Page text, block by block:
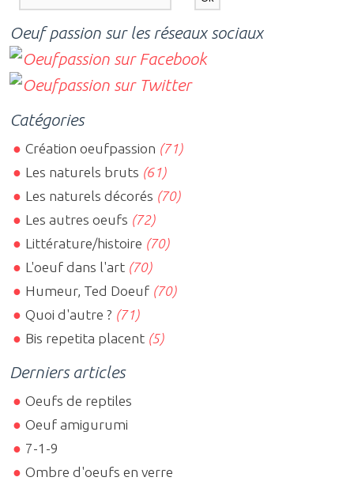
Oeuf passion sur les réseaux sociaux
Catégories
Création oeufpassion (71)
Les naturels bruts (61)
Les naturels décorés (70)
Les autres oeufs (72)
Littérature/histoire (70)
L'oeuf dans l'art (70)
Humeur, Ted Doeuf (70)
Quoi d'autre ? (71)
Bis repetita placent (5)
Derniers articles
Oeufs de reptiles
Oeuf amigurumi
7-1-9
Ombre d'oeufs en verre